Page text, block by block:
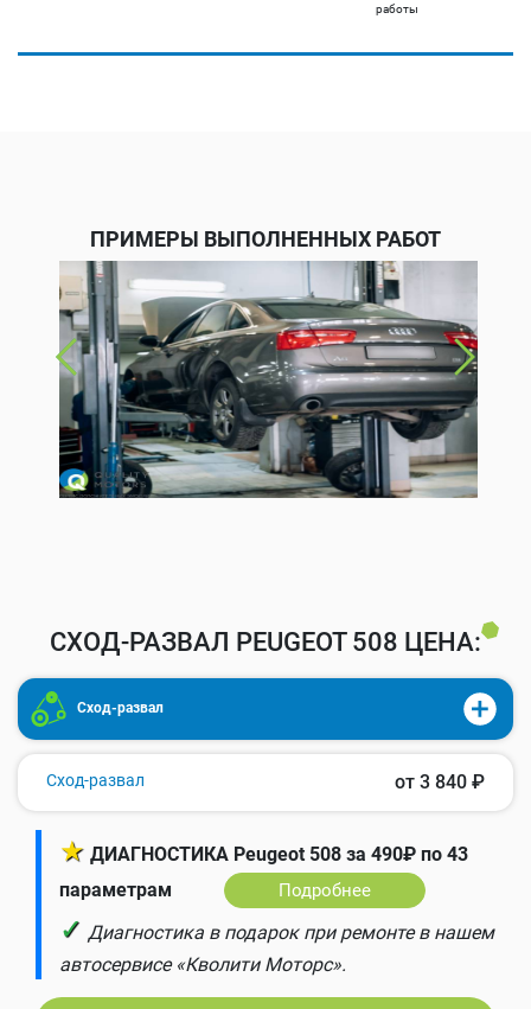
работы
ПРИМЕРЫ ВЫПОЛНЕННЫХ РАБОТ
СХОД-РАЗВАЛ PEUGEOT 508 ЦЕНА:
Сход-развал
Сход-развал от 3 840 ₽
★ ДИАГНОСТИКА Peugeot 508 за 490₽ по 43
параметрам
Подробнее
✓ Диагностика в подарок при ремонте в нашем
автосервисе «Кволити Моторс».